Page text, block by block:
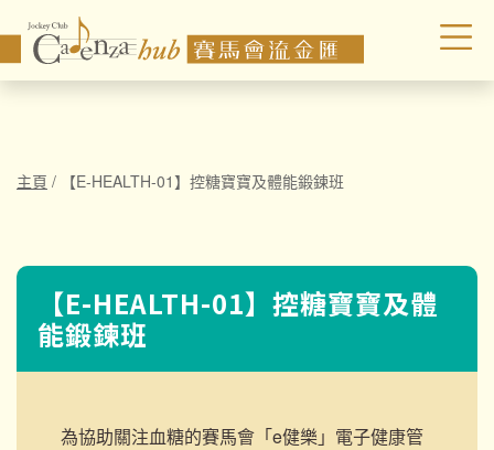
主頁 / 【E-HEALTH-01】控糖寶寶及體能鍛鍊班
【E-HEALTH-01】控糖寶寶及體
能鍛鍊班
為協助關注血糖的賽馬會「e健樂」電子健康管